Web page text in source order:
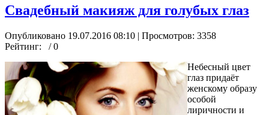
Свадебный макияж для голубых глаз
Опубликовано 19.07.2016 08:10 | Просмотров: 3358
Рейтинг:
/ 0
Небесный цвет
глаз придаёт
женскому образу
особой
лиричности и